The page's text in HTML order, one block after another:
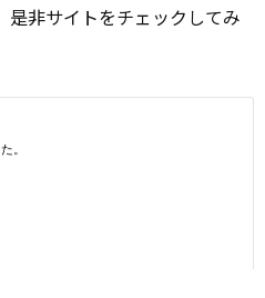
非サイトをチェックしてみ